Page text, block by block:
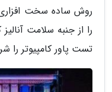
روش ساده سخت افزاری
را از جنبه سلامت
تست پاور کامپیوتر